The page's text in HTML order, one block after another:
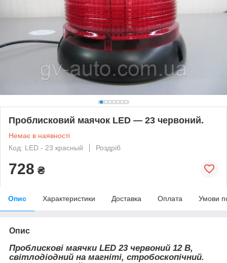
Проблисковий маячок LED — 23 червоний.
Немає в наявності
Код: LED - 23 красный
Роздріб
728 ₴
Опис Характеристики Доставка Оплата Умови
Опис
Проблискові маячки LED 23 червоний 12 В,
світлодіодний на магніті, стробоскопічний.